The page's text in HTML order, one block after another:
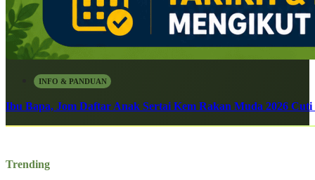
INFO & PANDUAN
Ibu Bapa, Jom Daftar Anak Sertai Kem Rakan Muda 2026
Trending